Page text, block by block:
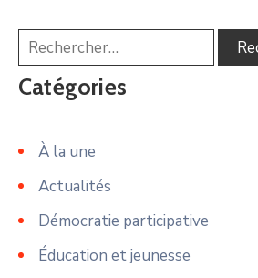
Catégories
À la une
Actualités
Démocratie participative
Éducation et jeunesse